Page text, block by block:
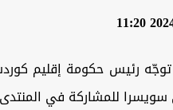
رئيس حكومة إقليم
سويسرا للمشاركة في